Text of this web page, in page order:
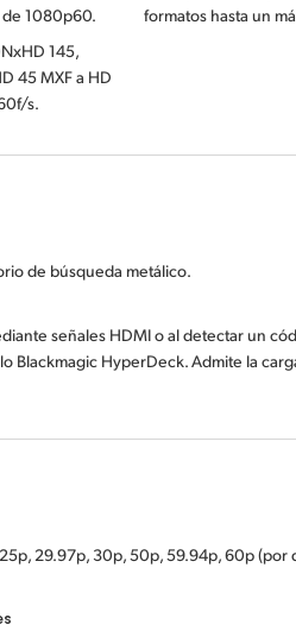
de 1080p60.
145,
45 MXF a HD
s.
formatos hasta un
de búsqueda metálico.
señales HDMI o al detectar un
Blackmagic HyperDeck. Admite la
29.97p, 30p, 50p, 59.94p, 60p (por